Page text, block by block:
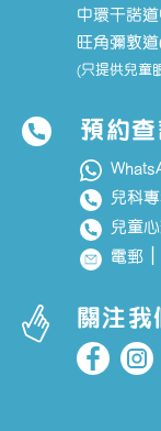
中環干諾
旺角彌敦
(只提供兒童
預約查
兒科
兒童
電郵
關注我